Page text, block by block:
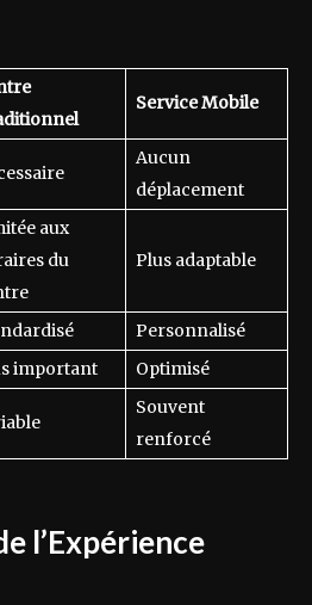
Service Mobile
Aucun
déplacement
aux
du
Plus adaptable
Personnalisé
important
Optimisé
Souvent
renforcé
l’Expérience